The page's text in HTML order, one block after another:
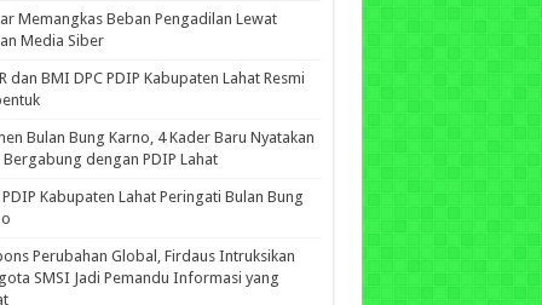
Memangkas Beban Pengadilan Lewat
Media Siber
dan BMI DPC PDIP Kabupaten Lahat Resmi
Bulan Bung Karno, 4 Kader Baru Nyatakan
Bergabung dengan PDIP Lahat
PDIP Kabupaten Lahat Peringati Bulan Bung
Perubahan Global, Firdaus Intruksikan
SMSI Jadi Pemandu Informasi yang